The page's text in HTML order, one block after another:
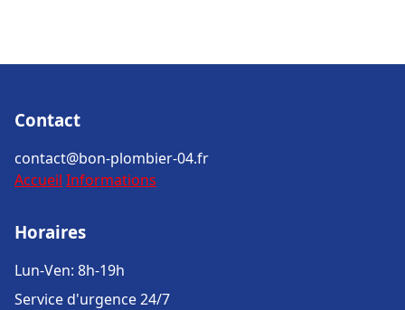
Contact
contact@bon-plombier-04.fr
Accueil Informations
Horaires
Lun-Ven: 8h-19h
Service d'urgence 24/7